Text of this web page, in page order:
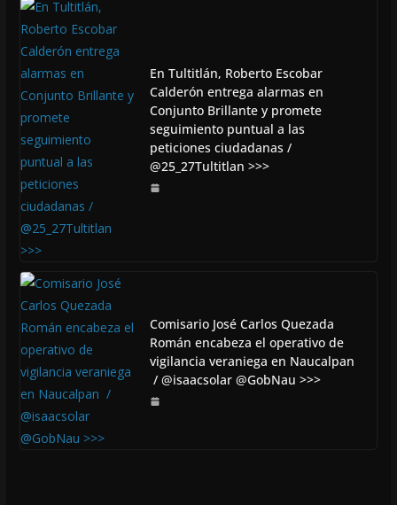
En Tultitlán, Roberto Escobar
Calderón entrega alarmas en
Conjunto Brillante y promete
seguimiento puntual a las
peticiones ciudadanas /
@25_27Tultitlan >>>
Comisario José Carlos Quezada
Román encabeza el operativo de
vigilancia veraniega en Naucalpan
/ @isaacsolar @GobNau >>>